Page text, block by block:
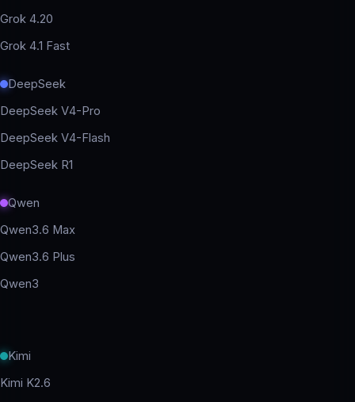
Grok 4.20
Grok 4.1 Fast
DeepSeek
DeepSeek V4-Pro
DeepSeek V4-Flash
DeepSeek R1
Qwen
Qwen3.6 Max
Qwen3.6 Plus
Qwen3
Kimi
Kimi K2.6